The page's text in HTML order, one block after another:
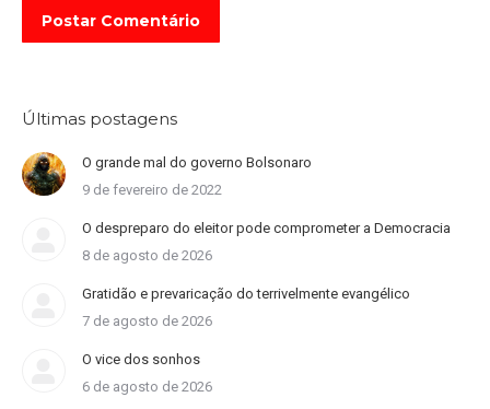
Postar Comentário
Últimas postagens
O grande mal do governo Bolsonaro
9 de fevereiro de 2022
O despreparo do eleitor pode comprometer a Democracia
8 de agosto de 2026
Gratidão e prevaricação do terrivelmente evangélico
7 de agosto de 2026
O vice dos sonhos
6 de agosto de 2026